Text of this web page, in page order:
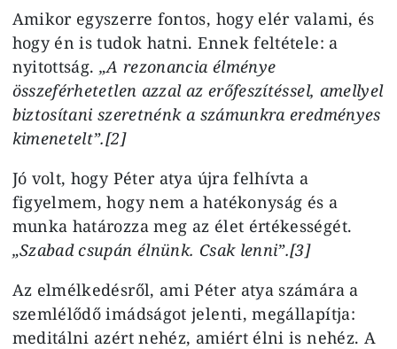
Amikor egyszerre fontos, hogy elér valami, és
hogy én is tudok hatni. Ennek feltétele: a
nyitottság. „A rezonancia élménye
összeférhetetlen azzal az erőfeszítéssel, amellyel
biztosítani szeretnénk a számunkra eredményes
kimenetelt”.[2]
Jó volt, hogy Péter atya újra felhívta a
figyelmem, hogy nem a hatékonyság és a
munka határozza meg az élet értékességét.
„Szabad csupán élnünk. Csak lenni”.[3]
Az elmélkedésről, ami Péter atya számára a
szemlélődő imádságot jelenti, megállapítja:
meditálni azért nehéz, amiért élni is nehéz. A